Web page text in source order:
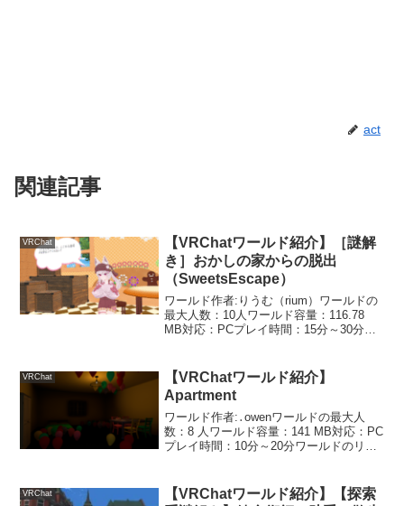
act
関連記事
VRChat
【VRChatワールド紹介】［謎解
き］おかしの家からの脱出
（SweetsEscape）
ワールド作者:りうむ（rium）ワールドの
最大人数：10人ワールド容量：116.78
MB対応：PCプレイ時間：15分～30分く
に脱出しよう！難易度優しめの謎解きワ
ール...
VRChat
【VRChatワールド紹介】
Apartment
ワールド作者:․owenワールドの最大人
数：8 人ワールド容量：141 MB対応：PC
プレイ時間：10分～20分ワールドのリン
ポリな公園からのスタート。英語で注意
VRChat
【VRChatワールド紹介】【探索